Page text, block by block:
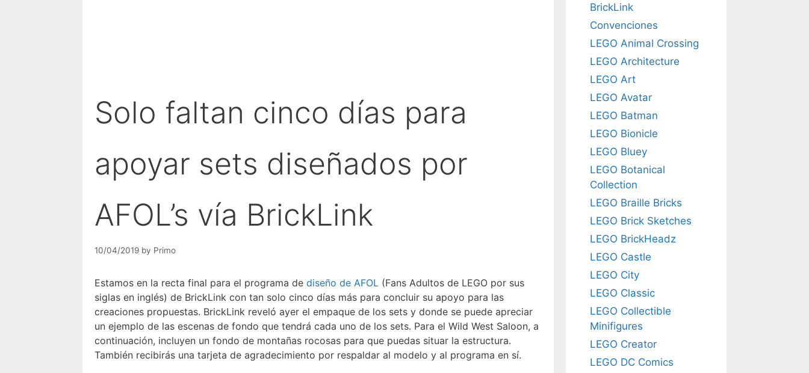
Solo faltan cinco días para
apoyar sets diseñados por
AFOL’s vía BrickLink
10/04/2019 by Primo
Estamos en la recta final para el programa de diseño de AFOL (Fans Adultos de LEGO por sus
siglas en inglés) de BrickLink con tan solo cinco días más para concluir su apoyo para las
creaciones propuestas. BrickLink reveló ayer el empaque de los sets y donde se puede apreciar
un ejemplo de las escenas de fondo que tendrá cada uno de los sets. Para el Wild West Saloon, a
continuación, incluyen un fondo de montañas rocosas para que puedas situar la estructura.
También recibirás una tarjeta de agradecimiento por respaldar al modelo y al programa en sí.
BrickLink
Convenciones
LEGO Animal Crossing
LEGO Architecture
LEGO Art
LEGO Avatar
LEGO Batman
LEGO Bionicle
LEGO Bluey
LEGO Botanical
Collection
LEGO Braille Bricks
LEGO Brick Sketches
LEGO BrickHeadz
LEGO Castle
LEGO City
LEGO Classic
LEGO Collectible
Minifigures
LEGO Creator
LEGO DC Comics